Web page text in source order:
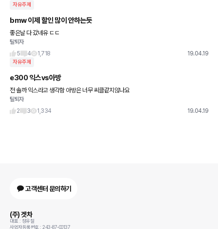
자유주제
bmw 이제 할인 많이 안하는듯
좋은날 다 갔네유 ㄷㄷ
탈퇴자
5
4 1,718 19.04.19
자유주제
e300 익스vs아방
전 솔까 익스라고 생각함 아방은 너무 씨클같지않나요
탈퇴자
2
3 1,334 19.04.19
고객센터 문의하기
(주) 겟차
대표 : 정유철
사업자등록번호 : 243-87-00137